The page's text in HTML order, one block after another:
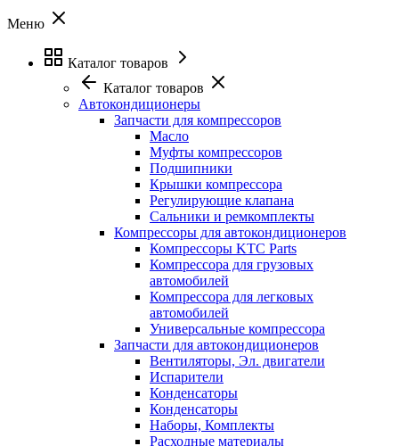
Меню
Каталог товаров
Каталог товаров
Автокондиционеры
Запчасти для компрессоров
Масло
Муфты компрессоров
Подшипники
Крышки компрессора
Регулирующие клапана
Сальники и ремкомплекты
Компрессоры для автокондиционеров
Компрессоры KTC Parts
Компрессора для грузовых
автомобилей
Компрессора для легковых
автомобилей
Универсальные компрессора
Запчасти для автокондиционеров
Вентиляторы, Эл. двигатели
Испарители
Конденсаторы
Конденсаторы
Наборы, Комплекты
Расходные материалы